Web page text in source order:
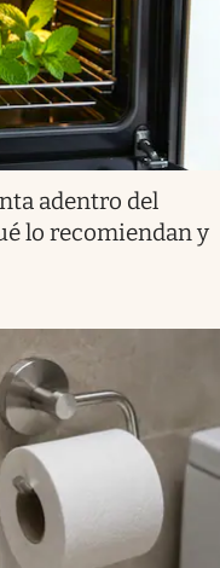
adentro del
lo recomiendan y